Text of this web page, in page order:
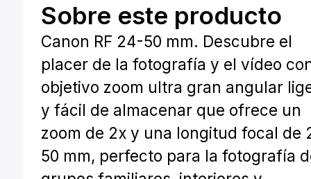
Sobre este producto
Canon RF 24-50 mm. Descubre el
placer de la fotografía y el vídeo
objetivo zoom ultra gran angular
y fácil de almacenar que ofrece un
zoom de 2x y una longitud focal de
50 mm, perfecto para la fotografía